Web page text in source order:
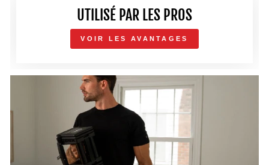
UTILISÉ PAR LES PROS
VOIR LES AVANTAGES